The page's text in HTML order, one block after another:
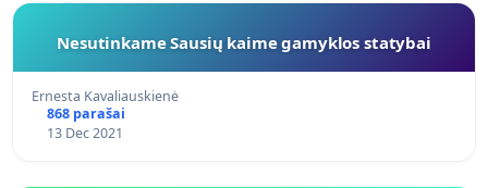
Nesutinkame Sausių kaime gamyklos statybai
Ernesta Kavaliauskienė
868 parašai
13 Dec 2021